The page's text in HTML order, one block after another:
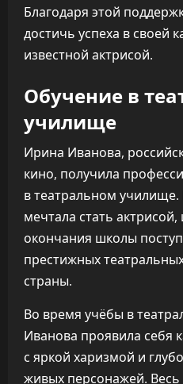
Благодаря этой
достичь успеха в своей
известной актрисой.
Обучение в
училище
Ирина Иванова,
кино, получила
в театральном училище.
мечтала стать
окончания школы
престижных
страны.
Во время учёбы в
Иванова проявила себя
с яркой харизмой и
живых персонажей. Весь